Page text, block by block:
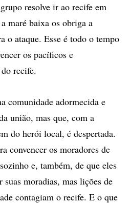
resolve ir ao recife em
maré baixa os obriga a
o ataque. Esse é todo o tempo
os pacíficos e
recife.
comunidade adormecida e
união, mas que, com a
do herói local, é despertada.
convencer os moradores de
e, também, de que eles
suas moradias, mas lições de
contagiam o recife. E o que